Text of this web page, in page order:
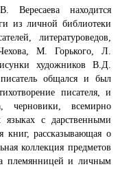
находится
из личной библиотеки
литературоведов,
М. Горького, Л.
художников В.Д.
общался и был
писателя, и
черновики, всемирно
языках с дарственными
книг, рассказывающая о
коллекция предметов
племянницей и личным